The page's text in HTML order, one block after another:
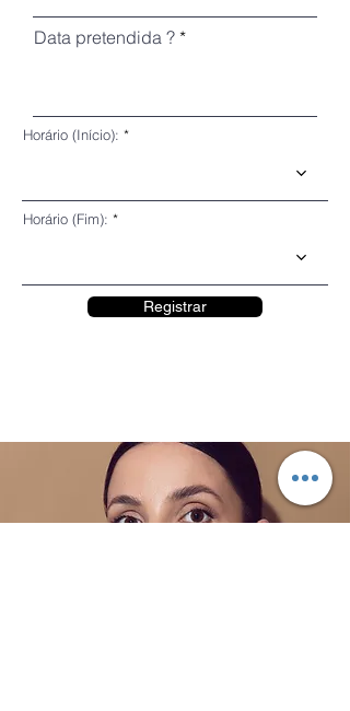
Data pretendida ?
Horário (Início):
Horário (Fim):
Registrar